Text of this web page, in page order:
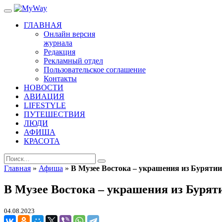
ГЛАВНАЯ
Онлайн версия
журнала
Редакция
Рекламный отдел
Пользовательское соглашение
Контакты
НОВОСТИ
АВИАЦИЯ
LIFESTYLE
ПУТЕШЕСТВИЯ
ЛЮДИ
АФИША
КРАСОТА
Главная » Афиша » В Музее Востока – украшения из Бурятии
В Музее Востока – украшения из
04.08.2023